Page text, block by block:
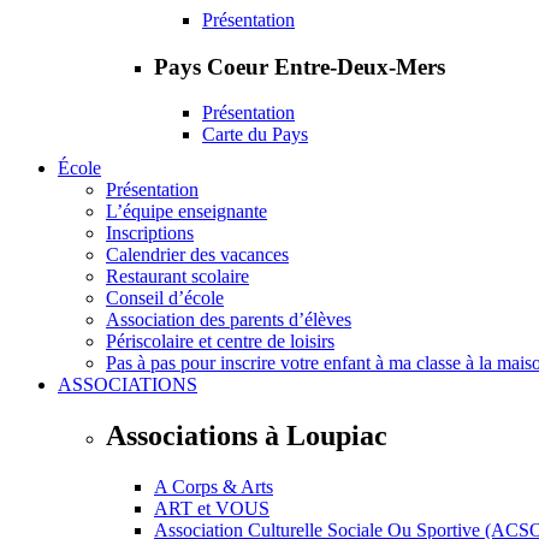
Présentation
Pays Coeur Entre-Deux-Mers
Présentation
Carte du Pays
École
Présentation
L’équipe enseignante
Inscriptions
Calendrier des vacances
Restaurant scolaire
Conseil d’école
Association des parents d’élèves
Périscolaire et centre de loisirs
Pas à pas pour inscrire votre enfant à ma classe à la
ASSOCIATIONS
Associations à Loupiac
A Corps & Arts
ART et VOUS
Association Culturelle Sociale Ou Sportive